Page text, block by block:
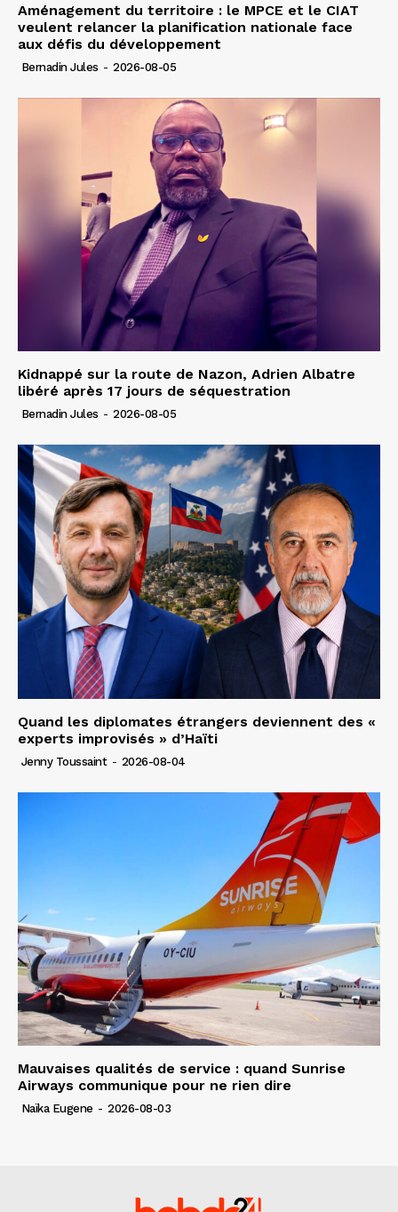
Aménagement du territoire : le MPCE et le CIAT
veulent relancer la planification nationale face
aux défis du développement
Bernadin Jules - 2026-08-05
Kidnappé sur la route de Nazon, Adrien Albatre
libéré après 17 jours de séquestration
Bernadin Jules - 2026-08-05
Quand les diplomates étrangers deviennent des «
experts improvisés » d’Haïti
Jenny Toussaint - 2026-08-04
Mauvaises qualités de service : quand Sunrise
Airways communique pour ne rien dire
Naïka Eugene - 2026-08-03